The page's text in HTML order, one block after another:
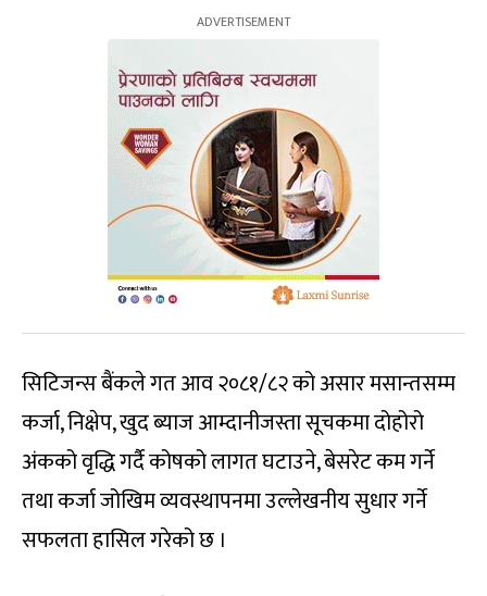
सिटिजन्स बैंकले गत आव २०८१/८२ को असार मसान्तसम्म
कर्जा, निक्षेप, खुद ब्याज आम्दानीजस्ता सूचकमा दोहोरो
अंकको वृद्धि गर्दै कोषको लागत घटाउने, बेसरेट कम गर्ने
तथा कर्जा जोखिम व्यवस्थापनमा उल्लेखनीय सुधार गर्ने
सफलता हासिल गरेको छ ।